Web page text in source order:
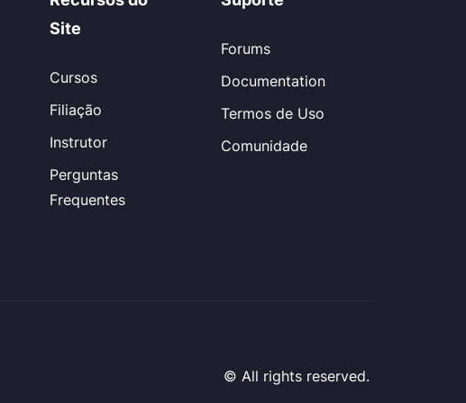
Site
Cursos
Filiação
Instrutor
Perguntas
Frequentes
Forums
Documentation
Termos de Uso
Comunidade
© All rights reserved.